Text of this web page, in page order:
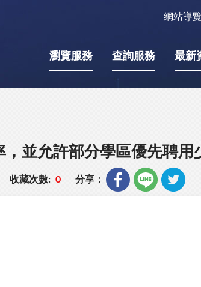
網站導覽
瀏覽服務 查詢服務 最新
並允許部分學區優先聘用
收藏次數: 0 分享：